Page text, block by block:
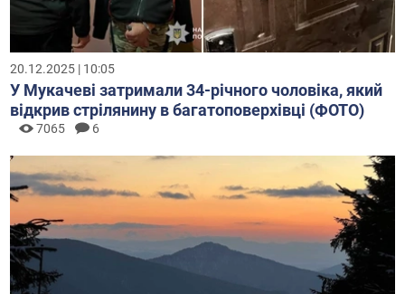
20.12.2025 | 10:05
У Мукачеві затримали 34-річного чоловіка, який
відкрив стрілянину в багатоповерхівці (ФОТО)
7065 6